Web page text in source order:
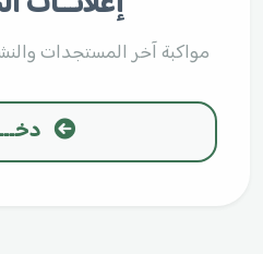
مواكبة آخر المستجدات